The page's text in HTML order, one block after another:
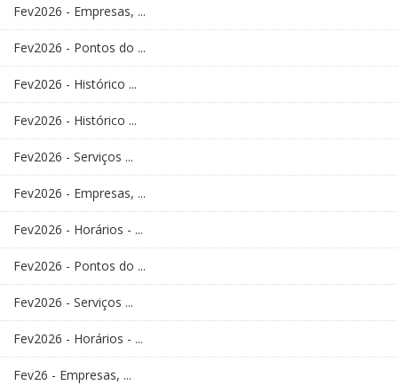
Fev2026 - Empresas, ...
Fev2026 - Pontos do ...
Fev2026 - Histórico ...
Fev2026 - Histórico ...
Fev2026 - Serviços ...
Fev2026 - Empresas, ...
Fev2026 - Horários - ...
Fev2026 - Pontos do ...
Fev2026 - Serviços ...
Fev2026 - Horários - ...
Fev26 - Empresas, ...